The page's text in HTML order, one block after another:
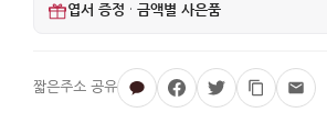
엽서 증정 · 금액별 사은품